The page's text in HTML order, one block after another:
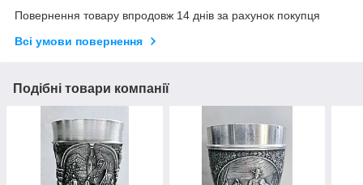
Повернення товару впродовж 14 днів за рахунок покупця
Всі умови повернення
Подібні товари компанії